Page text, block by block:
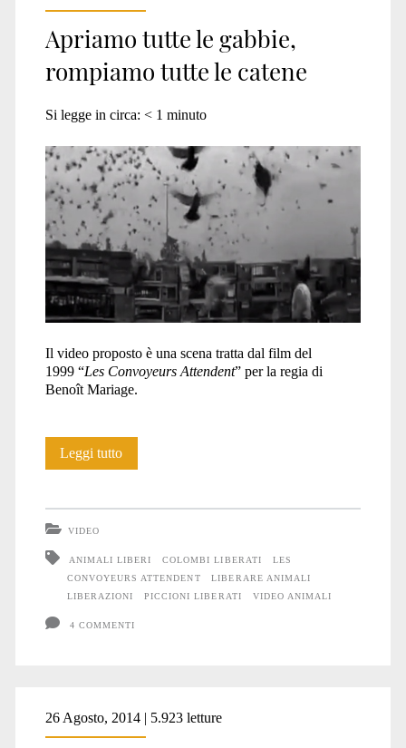
Apriamo tutte le gabbie,
rompiamo tutte le catene
Si legge in circa: < 1 minuto
Il video proposto è una scena tratta dal film del
1999 “Les Convoyeurs Attendent” per la regia di
Benoît Mariage.
Leggi tuttoApriamo
rompiamo
VIDEO
ANIMALI LIBERI COLOMBI LIBERATI
LES
CONVOYEURS ATTENDENT
LIBERARE ANIMALI
LIBERAZIONI
PICCIONI LIBERATI VIDEO ANIMALI
4 COMMENTI
26 Agosto, 2014 | 5.923 letture